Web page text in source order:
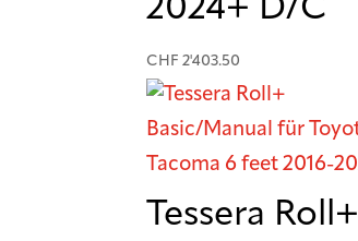
2024+ D/C
CHF 2'403.50
Tessera Roll+